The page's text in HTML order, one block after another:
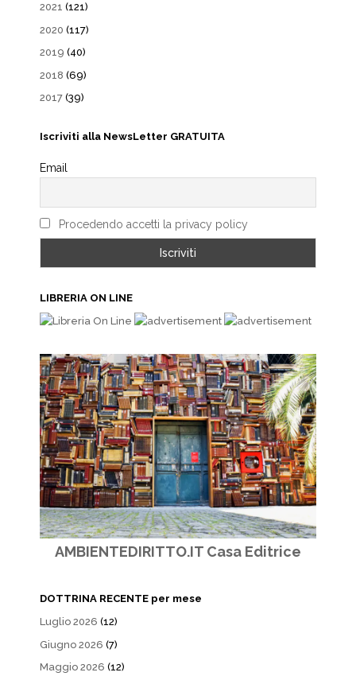
2021 (121)
2020 (117)
2019 (40)
2018 (69)
2017 (39)
Iscriviti alla NewsLetter GRATUITA
Email
Procedendo accetti la privacy policy
LIBRERIA ON LINE
AMBIENTEDIRITTO.IT Casa Editrice
DOTTRINA RECENTE per mese
Luglio 2026 (12)
Giugno 2026 (7)
Maggio 2026 (12)